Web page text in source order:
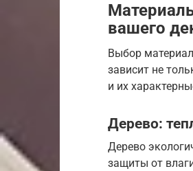
вашего
Выбор
зависит не
и их
Дерево:
Дерево
защиты от